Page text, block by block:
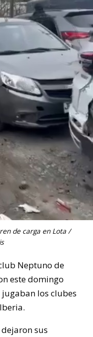
de carga en Lota /
Neptuno de
este domingo
los clubes
sus